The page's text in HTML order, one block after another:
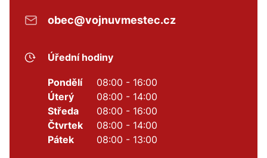
obec@vojnuvmestec.cz
Úřední hodiny
Pondělí
08:00 - 16:00
Úterý
08:00 - 14:00
Středa
08:00 - 16:00
Čtvrtek
08:00 - 14:00
Pátek
08:00 - 13:00